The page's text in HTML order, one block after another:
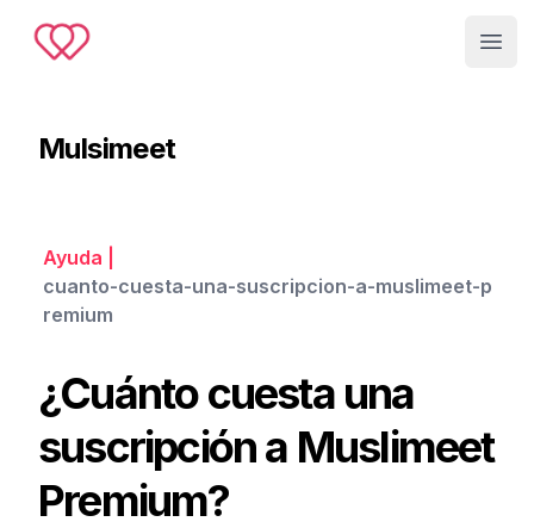
Muslimeet
Mulsimeet
Ayuda
cuanto-cuesta-una-suscripcion-a-muslimeet-p
remium
¿Cuánto cuesta una
suscripción a Muslimeet
Premium?